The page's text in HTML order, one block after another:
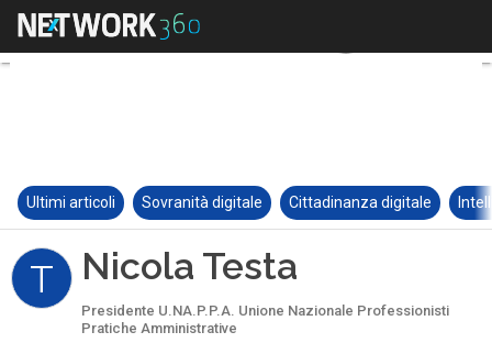
Ultimi articoli Sovranità digitale Cittadinanza digitale
T Nicola Testa
Presidente U.NA.P.P.A. Unione Nazionale Professionisti
Pratiche Amministrative